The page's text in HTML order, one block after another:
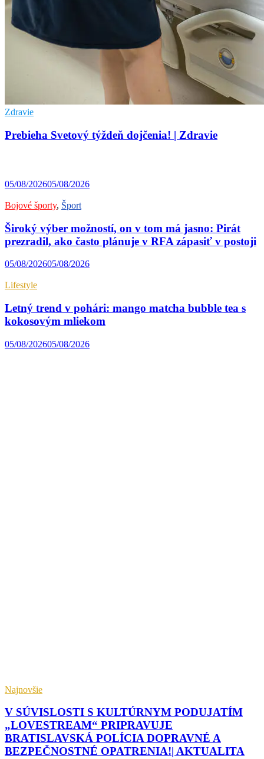
Zdravie
Prebieha Svetový týždeň dojčenia! | Zdravie
05/08/202605/08/2026
Bojové športy, Šport
Široký výber možností, on v tom má jasno: Pirát
prezradil, ako často plánuje v RFA zápasiť v postoji
05/08/202605/08/2026
Lifestyle
Letný trend v pohári: mango matcha bubble tea s
kokosovým mliekom
05/08/202605/08/2026
Najnovšie
V SÚVISLOSTI S KULTÚRNYM PODUJATÍM
„LOVESTREAM“ PRIPRAVUJE
BRATISLAVSKÁ POLÍCIA DOPRAVNÉ A
BEZPEČNOSTNÉ OPATRENIA!| AKTUALITA